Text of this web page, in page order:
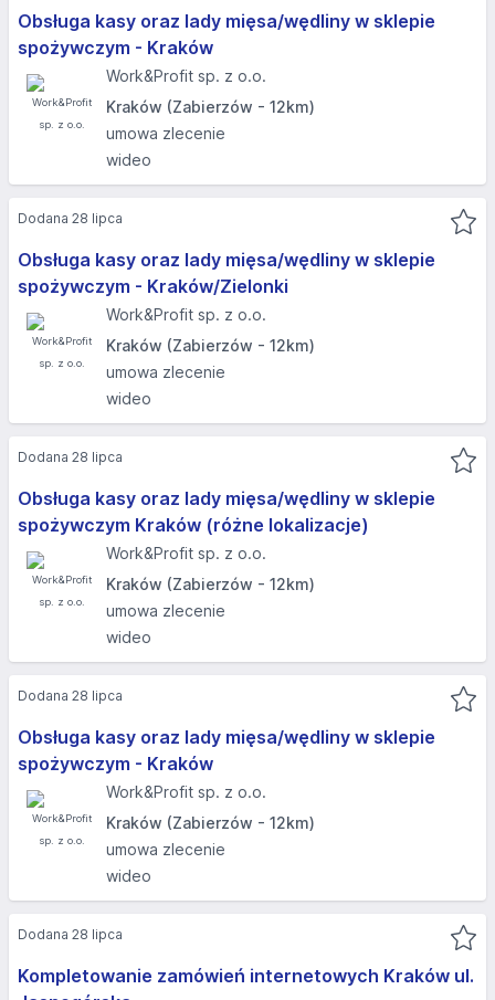
Obsługa kasy oraz lady mięsa/wędliny w sklepie
spożywczym - Kraków
Work&Profit sp. z o.o.
Kraków (Zabierzów - 12km)
umowa zlecenie
wideo
Obsługa kasy oraz lady mięsa/wędliny w sklepie
spożywczym - Kraków/Zielonki
Work&Profit sp. z o.o.
Kraków (Zabierzów - 12km)
umowa zlecenie
wideo
Dodana 28 lipca
Obsługa kasy oraz lady mięsa/wędliny w sklepie
spożywczym Kraków (różne lokalizacje)
Work&Profit sp. z o.o.
Kraków (Zabierzów - 12km)
umowa zlecenie
wideo
Dodana 28 lipca
Obsługa kasy oraz lady mięsa/wędliny w sklepie
spożywczym - Kraków
Work&Profit sp. z o.o.
Kraków (Zabierzów - 12km)
umowa zlecenie
wideo
Dodana 28 lipca
Kompletowanie zamówień internetowych Kraków ul.
Dodana 28 lipca